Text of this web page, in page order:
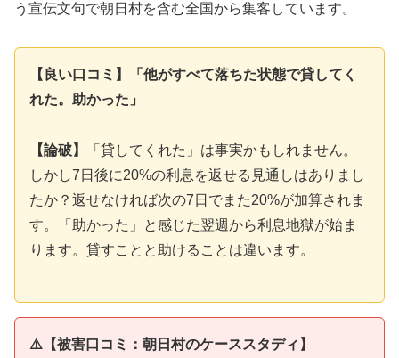
う宣伝文句で朝日村を含む全国から集客しています。
【良い口コミ】「他がすべて落ちた状態で貸してく
れた。助かった」
【論破】
「貸してくれた」は事実かもしれません。
しかし7日後に20%の利息を返せる見通しはありまし
たか？返せなければ次の7日でまた20%が加算されま
す。「助かった」と感じた翌週から利息地獄が始ま
ります。貸すことと助けることは違います。
⚠️【被害口コミ：朝日村のケーススタディ】